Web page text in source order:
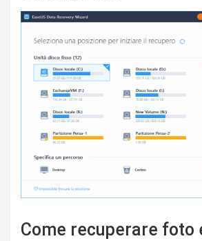
Come recuperare foto